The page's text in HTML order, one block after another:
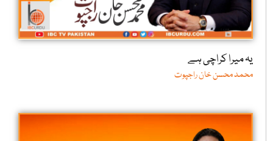
یہ میرا کراچی ہے
محمد محسن خان راجپوت